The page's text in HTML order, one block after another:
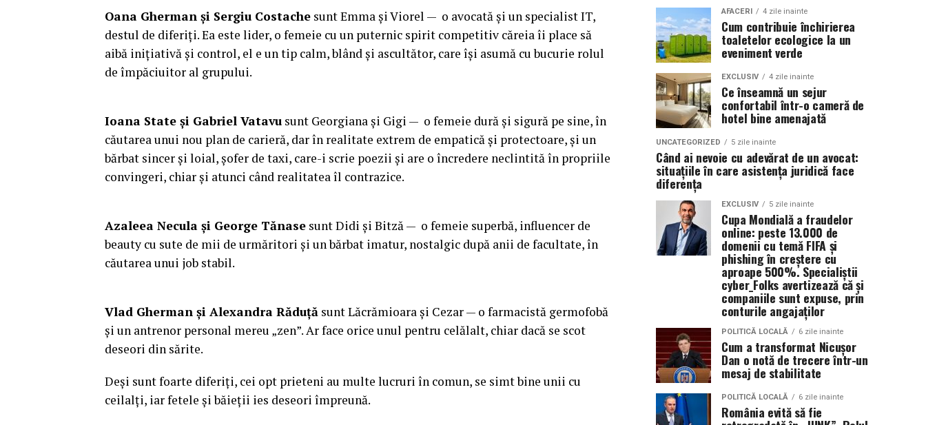
Oana Gherman și Sergiu Costache sunt Emma și Viorel — o avocată și un specialist IT,
destul de diferiți. Ea este lider, o femeie cu un puternic spirit competitiv căreia îi place să
aibă inițiativă și control, el e un tip calm, blând și ascultător, care își asumă cu bucurie rolul
de împăciuitor al grupului.
Ioana State și Gabriel Vatavu sunt Georgiana și Gigi — o femeie dură și sigură pe sine, în
căutarea unui nou plan de carieră, dar în realitate extrem de empatică și protectoare, și un
bărbat sincer și loial, șofer de taxi, care-i scrie poezii și are o încredere neclintită în propriile
convingeri, chiar și atunci când realitatea îl contrazice.
Azaleea Necula și George Tănase sunt Didi și Bitză — o femeie superbă, influencer de
beauty cu sute de mii de urmăritori și un bărbat imatur, nostalgic după anii de facultate, în
căutarea unui job stabil.
Vlad Gherman și Alexandra Răduță sunt Lăcrămioara și Cezar — o farmacistă germofobă
și un antrenor personal mereu „zen”. Ar face orice unul pentru celălalt, chiar dacă se scot
deseori din sărite.
Deși sunt foarte diferiți, cei opt prieteni au multe lucruri în comun, se simt bine unii cu
ceilalți, iar fetele și băieții ies deseori împreună.
AFACERI 4 zile inainte
Cum contribuie închirierea
toaletelor ecologice la un
eveniment verde
EXCLUSIV 4 zile inainte
Ce înseamnă un sejur
confortabil într-o cameră de
hotel bine amenajată
UNCATEGORIZED 5 zile inainte
Când ai nevoie cu adevărat de un avocat:
situațiile în care asistența juridică face
diferența
EXCLUSIV 5 zile inainte
Cupa Mondială a fraudelor
online: peste 13.000 de
domenii cu temă FIFA și
phishing în creștere cu
aproape 500%. Specialiștii
cyber_Folks avertizează că și
companiile sunt expuse, prin
conturile angajaților
POLITICĂ LOCALĂ 6 zile inainte
Cum a transformat Nicușor
Dan o notă de trecere într-un
mesaj de stabilitate
POLITICĂ LOCALĂ 6 zile inainte
România evită să fie